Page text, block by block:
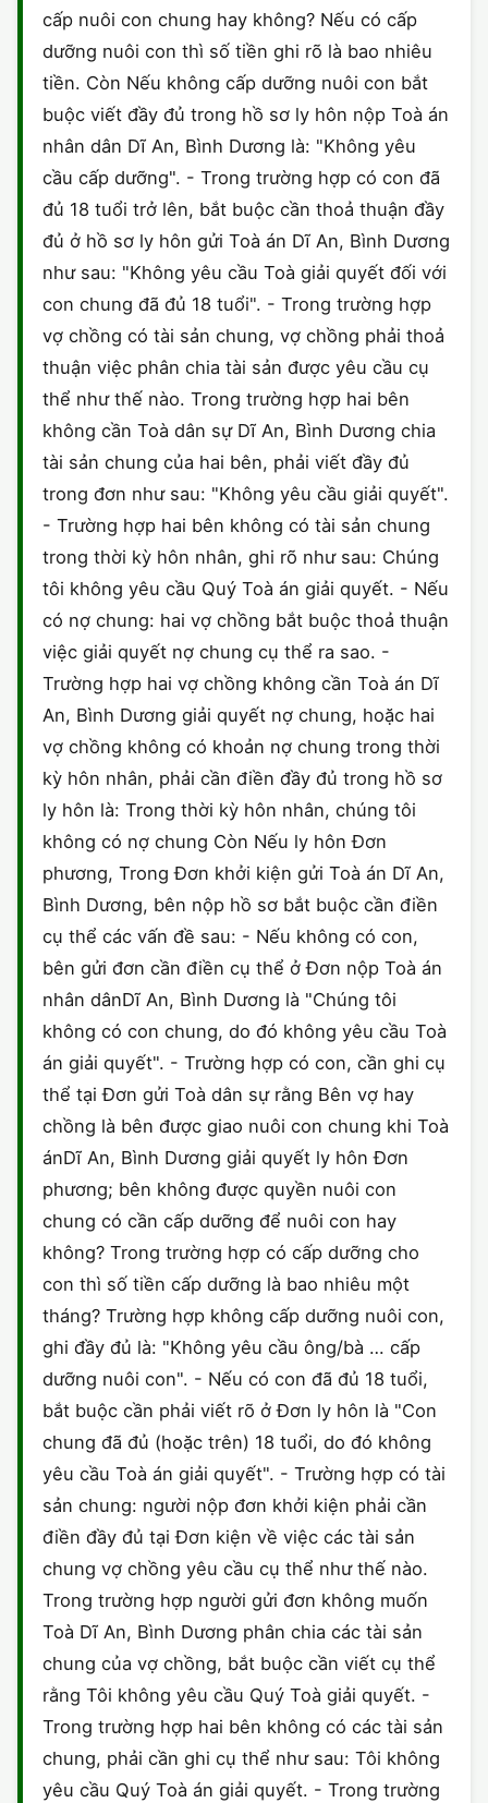
THỪA KẾ - DI CHÚC
THUẾ VÀ KẾ TOÁN
TRÍCH LỤC HỘ TỊCH
CÔNG BỐ SẢN PHẨM
CHỨNG NHẬN HACCP
cấp nuôi con chung hay không? Nếu có cấp
dưỡng nuôi con thì số tiền ghi rõ là bao nhiêu
tiền. Còn Nếu không cấp dưỡng nuôi con bắt
buộc viết đầy đủ trong hồ sơ ly hôn nộp Toà án
nhân dân Dĩ An, Bình Dương là: "Không yêu
cầu cấp dưỡng". - Trong trường hợp có con đã
đủ 18 tuổi trở lên, bắt buộc cần thoả thuận đầy
đủ ở hồ sơ ly hôn gửi Toà án Dĩ An, Bình Dương
như sau: "Không yêu cầu Toà giải quyết đối với
con chung đã đủ 18 tuổi". - Trong trường hợp
vợ chồng có tài sản chung, vợ chồng phải thoả
thuận việc phân chia tài sản được yêu cầu cụ
thể như thế nào. Trong trường hợp hai bên
không cần Toà dân sự Dĩ An, Bình Dương chia
tài sản chung của hai bên, phải viết đầy đủ
trong đơn như sau: "Không yêu cầu giải quyết".
- Trường hợp hai bên không có tài sản chung
trong thời kỳ hôn nhân, ghi rõ như sau: Chúng
tôi không yêu cầu Quý Toà án giải quyết. - Nếu
có nợ chung: hai vợ chồng bắt buộc thoả thuận
việc giải quyết nợ chung cụ thể ra sao. -
Trường hợp hai vợ chồng không cần Toà án Dĩ
An, Bình Dương giải quyết nợ chung, hoặc hai
vợ chồng không có khoản nợ chung trong thời
kỳ hôn nhân, phải cần điền đầy đủ trong hồ sơ
ly hôn là: Trong thời kỳ hôn nhân, chúng tôi
không có nợ chung Còn Nếu ly hôn Đơn
phương, Trong Đơn khởi kiện gửi Toà án Dĩ An,
Bình Dương, bên nộp hồ sơ bắt buộc cần điền
cụ thể các vấn đề sau: - Nếu không có con,
bên gửi đơn cần điền cụ thể ở Đơn nộp Toà án
nhân dânDĩ An, Bình Dương là "Chúng tôi
không có con chung, do đó không yêu cầu Toà
án giải quyết". - Trường hợp có con, cần ghi cụ
thể tại Đơn gửi Toà dân sự rằng Bên vợ hay
chồng là bên được giao nuôi con chung khi Toà
ánDĩ An, Bình Dương giải quyết ly hôn Đơn
phương; bên không được quyền nuôi con
chung có cần cấp dưỡng để nuôi con hay
không? Trong trường hợp có cấp dưỡng cho
con thì số tiền cấp dưỡng là bao nhiêu một
tháng? Trường hợp không cấp dưỡng nuôi con,
ghi đầy đủ là: "Không yêu cầu ông/bà … cấp
dưỡng nuôi con". - Nếu có con đã đủ 18 tuổi,
bắt buộc cần phải viết rõ ở Đơn ly hôn là "Con
chung đã đủ (hoặc trên) 18 tuổi, do đó không
yêu cầu Toà án giải quyết". - Trường hợp có tài
sản chung: người nộp đơn khởi kiện phải cần
điền đầy đủ tại Đơn kiện về việc các tài sản
chung vợ chồng yêu cầu cụ thể như thế nào.
Trong trường hợp người gửi đơn không muốn
Toà Dĩ An, Bình Dương phân chia các tài sản
chung của vợ chồng, bắt buộc cần viết cụ thể
rằng Tôi không yêu cầu Quý Toà giải quyết. -
Trong trường hợp hai bên không có các tài sản
chung, phải cần ghi cụ thể như sau: Tôi không
yêu cầu Quý Toà án giải quyết. - Trong trường